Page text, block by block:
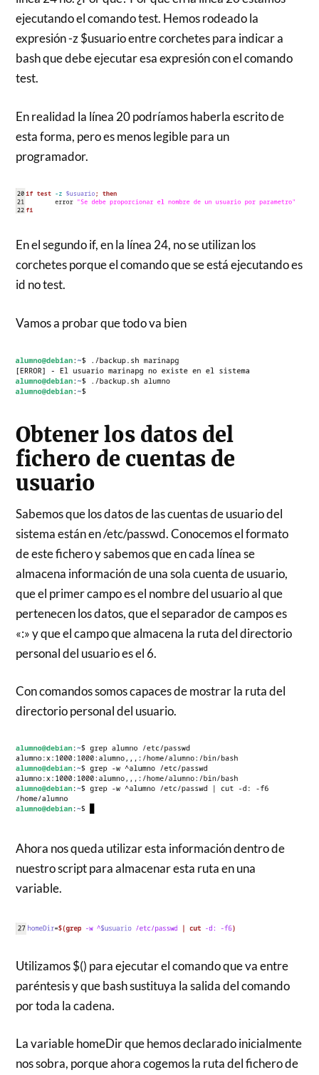
ejecutando el comando test. Hemos rodeado la
expresión -z $usuario entre corchetes para indicar a
bash que debe ejecutar esa expresión con el comando
test.
En realidad la línea 20 podríamos haberla escrito de
esta forma, pero es menos legible para un
programador.
En el segundo if, en la línea 24, no se utilizan los
corchetes porque el comando que se está ejecutando es
id no test.
Vamos a probar que todo va bien
Obtener los datos del
fichero de cuentas de
usuario
Sabemos que los datos de las cuentas de usuario del
sistema están en /etc/passwd. Conocemos el formato
de este fichero y sabemos que en cada línea se
almacena información de una sola cuenta de usuario,
que el primer campo es el nombre del usuario al que
pertenecen los datos, que el separador de campos es
«:» y que el campo que almacena la ruta del directorio
personal del usuario es el 6.
Con comandos somos capaces de mostrar la ruta del
directorio personal del usuario.
Ahora nos queda utilizar esta información dentro de
nuestro script para almacenar esta ruta en una
variable.
Utilizamos $() para ejecutar el comando que va entre
paréntesis y que bash sustituya la salida del comando
por toda la cadena.
La variable homeDir que hemos declarado inicialmente
nos sobra, porque ahora cogemos la ruta del fichero de